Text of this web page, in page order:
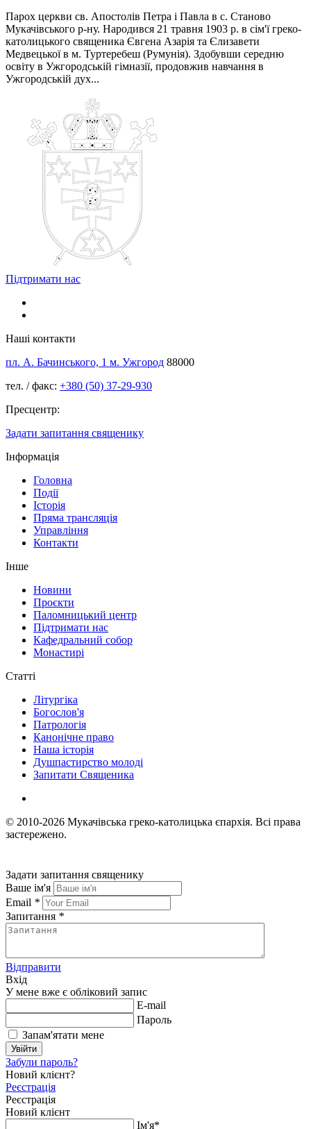
Парох церкви св. Апостолів Петра і Павла в с. Станово
Мукачівського р-ну. Народився 21 травня 1903 р. в сім'ї греко-
католицького священика Євгена Азарія та Єлизавети
Медвецької в м. Туртеребеш (Румунія). Здобувши середню
освіту в Ужгородській гімназії, продовжив навчання в
Ужгородській дух...
Підтримати нас
Наші контакти
пл. А. Бачинського, 1 м. Ужгород 88000
тел. / факс: +380 (50) 37-29-930
Пресцентр:
Задати запитання священику
Інформація
Головна
Події
Історія
Пряма трансляція
Управління
Контакти
Інше
Новини
Проєкти
Паломницький центр
Підтримати нас
Кафедральний собор
Монастирі
Статті
Літургіка
Богослов'я
Патрологія
Канонічне право
Наша історія
Душпастирство молоді
Запитати Священика
© 2010-2026 Мукачівська греко-католицька єпархія. Всі права
застережено.
Задати запитання священику
Ваше ім'я
Email *
Запитання *
Відправити
Вхід
У мене вже є обліковий запис
E-mail
Пароль
Запам'ятати мене
Увійти
Забули пароль?
Новий клієнт?
Реєстрація
Реєстрація
Новий клієнт
Ім'я*